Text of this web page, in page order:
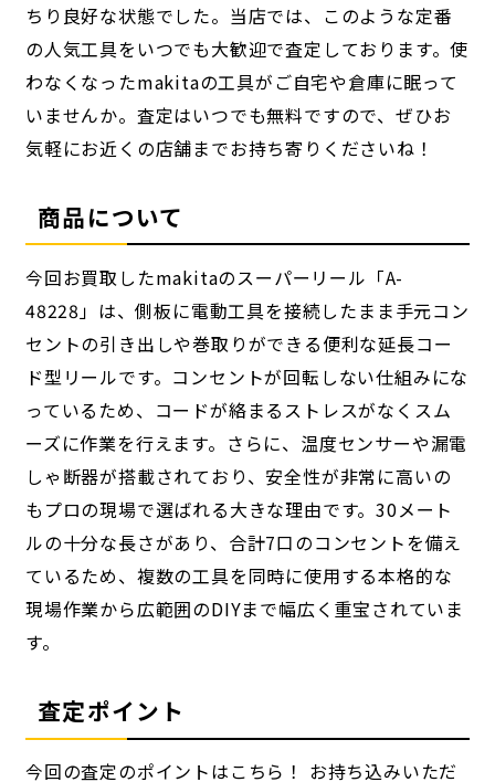
ちり良好な状態でした。当店では、このような定番
の人気工具をいつでも大歓迎で査定しております。使
わなくなったmakitaの工具がご自宅や倉庫に眠って
いませんか。査定はいつでも無料ですので、ぜひお
気軽にお近くの店舗までお持ち寄りくださいね！
商品について
今回お買取したmakitaのスーパーリール「A-
48228」は、側板に電動工具を接続したまま手元コン
セントの引き出しや巻取りができる便利な延長コー
ド型リールです。コンセントが回転しない仕組みにな
っているため、コードが絡まるストレスがなくスム
ーズに作業を行えます。さらに、温度センサーや漏電
しゃ断器が搭載されており、安全性が非常に高いの
もプロの現場で選ばれる大きな理由です。30メート
ルの十分な長さがあり、合計7口のコンセントを備え
ているため、複数の工具を同時に使用する本格的な
現場作業から広範囲のDIYまで幅広く重宝されていま
す。
査定ポイント
今回の査定のポイントはこちら！ お持ち込みいただ